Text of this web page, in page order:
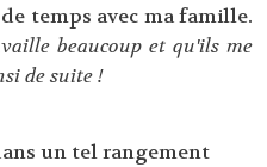
temps avec ma famille.
beaucoup et qu'ils me
de suite !
un tel rangement